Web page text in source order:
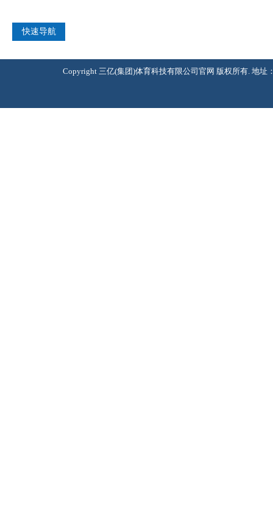
快速导航
Copyright 三亿(集团)体育科技有限公司官网 版权所有. 地